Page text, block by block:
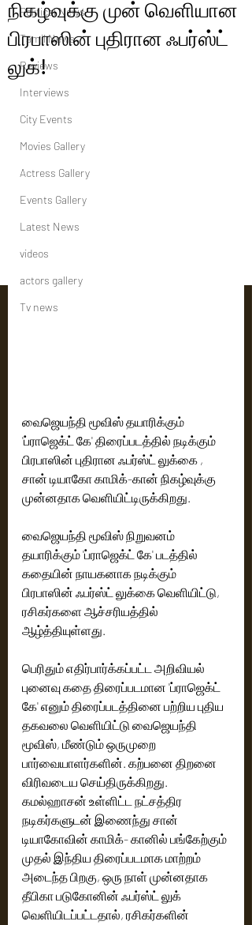
Political News
Tamil News
Reviews
Interviews
City Events
Movies Gallery
Actress Gallery
Events Gallery
Latest News
videos
actors gallery
Tv news
நிகழ்வுக்கு முன் வெளியான
பிரபாஸின் புதிரான ஃபர்ஸ்ட்
லுக்!
வைஜெயந்தி மூவிஸ் தயாரிக்கும்
'ப்ராஜெக்ட் கே' திரைப்படத்தில் நடிக்கும்
பிரபாஸின் புதிரான ஃபர்ஸ்ட் லுக்கை ,
சான் டியாகோ காமிக்-கான் நிகழ்வுக்கு
முன்னதாக வெளியிட்டிருக்கிறது.
வைஜெயந்தி மூவிஸ் நிறுவனம்
தயாரிக்கும் 'ப்ராஜெக்ட் கே' படத்தில்
கதையின் நாயகனாக நடிக்கும்
பிரபாஸின் ஃபர்ஸ்ட் லுக்கை வெளியிட்டு,
ரசிகர்களை ஆச்சரியத்தில்
ஆழ்த்தியுள்ளது.
பெரிதும் எதிர்பார்க்கப்பட்ட அறிவியல்
புனைவு கதை திரைப்படமான 'ப்ராஜெக்ட்
கே' எனும் திரைப்படத்தினை பற்றிய புதிய
தகவலை வெளியிட்டு வைஜெயந்தி
மூவிஸ், மீண்டும் ஒருமுறை
பார்வையாளர்களின். கற்பனை திறனை
விரிவடைய செய்திருக்கிறது.
கமல்ஹாசன் உள்ளிட்ட நட்சத்திர
நடிகர்களுடன் இணைந்து சான்
டியாகோவின் காமிக்- கானில் பங்கேற்கும்
முதல் இந்திய திரைப்படமாக மாற்றம்
அடைந்த பிறகு, ஒரு நாள் முன்னதாக
தீபிகா படுகோனின் ஃபர்ஸ்ட் லுக்
வெளியிடப்பட்டதால், ரசிகர்களின்